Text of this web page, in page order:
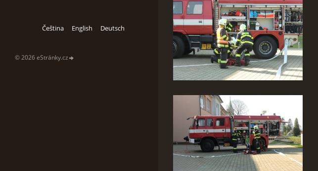
Čeština English Deutsch
© 2026 eStránky.cz